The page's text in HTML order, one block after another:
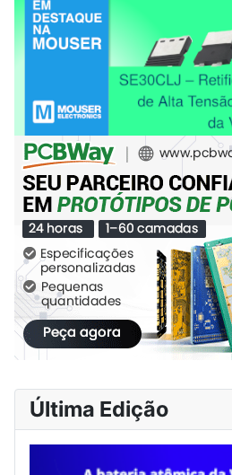
Última Edição